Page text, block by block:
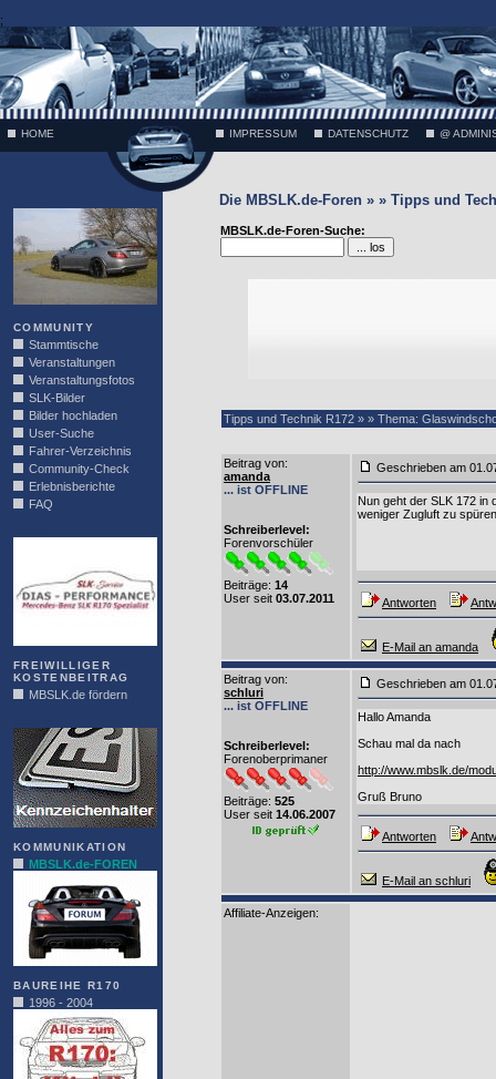
;
HOME IMPRESSUM DATENSCHUTZ @
COMMUNITY
Stammtische
Veranstaltungen
Veranstaltungsfotos
SLK-Bilder
Bilder hochladen
User-Suche
Fahrer-Verzeichnis
Community-Check
Erlebnisberichte
FAQ
FREIWILLIGER
KOSTENBEITRAG
MBSLK.de fördern
KOMMUNIKATION
MBSLK.de-FOREN
BAUREIHE R170
1996 - 2004
Die MBSLK.de-Foren » » Tipps und
MBSLK.de-Foren-Suche:
Tipps und Technik R172 » » Thema:
Beitrag von:
amanda
... ist OFFLINE
Schreiberlevel:
Forenvorschüler
Beiträge: 14
User seit 03.07.2011
Geschrieben am
Nun geht der SLK 172 in
weniger Zugluft zu
Antworten
E-Mail an amanda
Beitrag von:
schluri
... ist OFFLINE
Schreiberlevel:
Forenoberprimaner
Beiträge: 525
User seit 14.06.2007
Geschrieben am
Hallo Amanda
Schau mal da nach
http://www.mbslk.de/
Gruß Bruno
Antworten
E-Mail an schluri
Affiliate-Anzeigen: